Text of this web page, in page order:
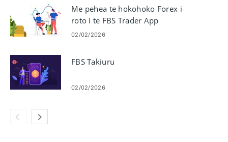
Me pehea te hokohoko Forex i
roto i te FBS Trader App
02/02/2026
FBS Takiuru
02/02/2026